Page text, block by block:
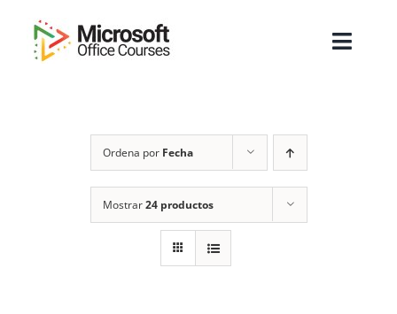
contenido
Sobre Nosotros
Cursos
Masters
Ordena por Fecha
Mostrar24 productos